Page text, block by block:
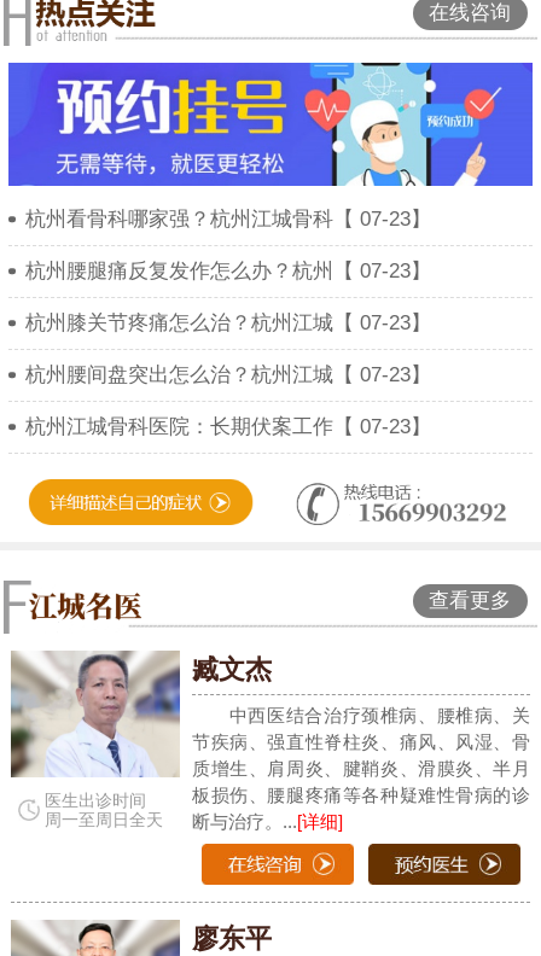
在线咨询
杭州看骨科哪家强？杭州江城骨科【 07-23】
杭州腰腿痛反复发作怎么办？杭州【 07-23】
杭州膝关节疼痛怎么治？杭州江城【 07-23】
杭州腰间盘突出怎么治？杭州江城【 07-23】
杭州江城骨科医院：长期伏案工作【 07-23】
查看更多
医生出诊时间
周一至周日全天
臧文杰
中西医结合治疗颈椎病、腰椎病、关
节疾病、强直性脊柱炎、痛风、风湿、骨
质增生、肩周炎、腱鞘炎、滑膜炎、半月
板损伤、腰腿疼痛等各种疑难性骨病的诊
断与治疗。...[详细]
廖东平